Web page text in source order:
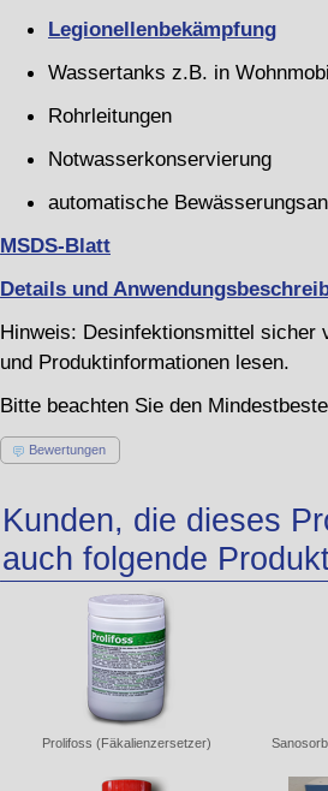
Legionellenbekämpfung
Wassertanks z.B. in
Rohrleitungen
Notwasserkonservierung
automatische
MSDS-Blatt
Details und
Hinweis: Desinfektionsmittel sicher
und Produktinformationen lesen.
Bitte beachten Sie den
Bewertungen
Kunden, die dieses
auch folgende
Prolifoss (Fäkalienzersetzer)